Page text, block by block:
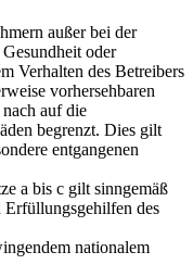
außer bei der
oder
Verhalten des Betreibers
vorhersehbaren
auf die
begrenzt. Dies gilt
entgangenen
a bis c gilt sinngemäß
Erfüllungsgehilfen des
nationalem